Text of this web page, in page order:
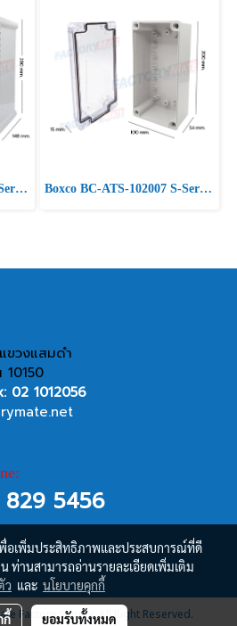
BC-ATS-192818 Boxco S-Series Medium Size Transparent Cover, Screw Type IP66/67 Boxco BC-ATS-102007 S-Series Small Size, Transparent Cover, Screw Type IP66/67
ขวงแสมดำ
10150
02 1012056
5456
Factory Supply, All Right Reserved.
พื่อเพิ่มประสิทธิภาพและประสบการณ์ที่ดี
ท่านสามารถอ่านรายละเอียดเพิ่มเติม
ว และ นโยบายคุกกี้
กี้ ยอมรับทั้งหมด